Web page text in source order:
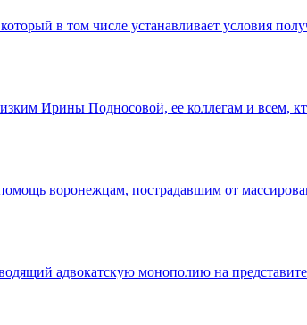
в том числе устанавливает условия
Ирины Подносовой, ее коллегам и всем,
воронежцам, пострадавшим от
адвокатскую монополию на